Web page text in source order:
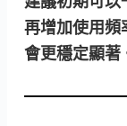
再增加使用頻
會更穩定顯著